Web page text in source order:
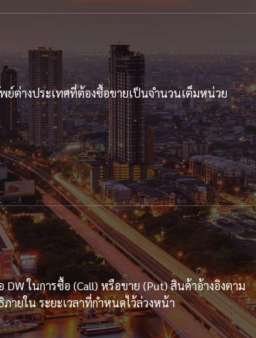
ย์ต่างประเทศที่ต้องซื้อขายเป็นจำนวนเต็มหน่วย
ในการซื้อ (Call) หรือขาย (Put) สินค้าอ้างอิงตาม
ายใน ระยะเวลาที่กำหนดไว้ล่วงหน้า